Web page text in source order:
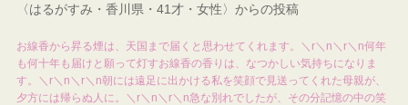
〈はるがすみ・香川県・41才・女性〉からの投稿
お線香から昇る煙は、天国まで届くと思わせてくれます。＼r＼n＼r＼n何年
も何十年も届けと願って灯すお線香の香りは、なつかしい気持ちになりま
す。＼r＼n＼r＼n朝には遠足に出かける私を笑顔で見送ってくれた母親が、
夕方には帰らぬ人に。＼r＼n＼r＼n急な別れでしたが、その分記憶の中の笑